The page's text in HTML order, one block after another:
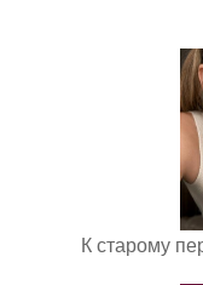
К старому